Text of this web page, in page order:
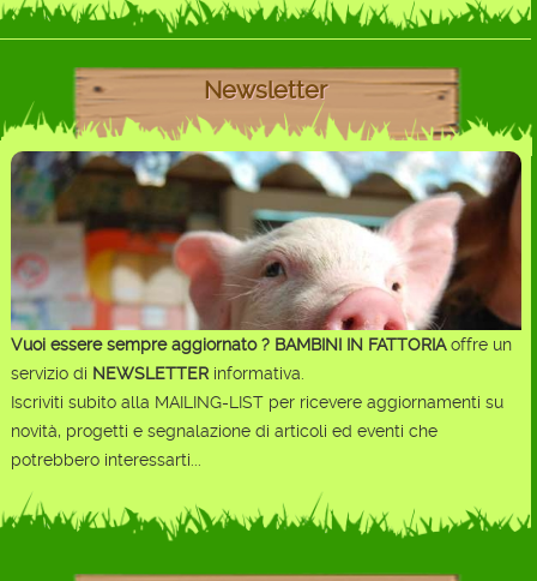
Newsletter
Vuoi essere sempre aggiornato ? BAMBINI IN FATTORIAoffre un
servizio di NEWSLETTERinformativa.
Iscriviti subito alla MAILING-LIST per ricevere aggiornamenti su
novità, progetti e segnalazione di articoli ed eventi che
potrebbero interessarti...